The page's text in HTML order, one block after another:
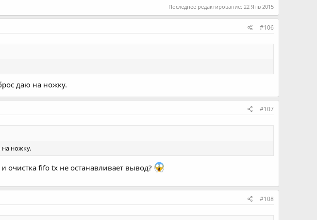
Последнее редактирование: 22 Янв 2015
#106
даю на ножку.
#107
ножку.
очистка fifo tx не останавливает вывод?
#108